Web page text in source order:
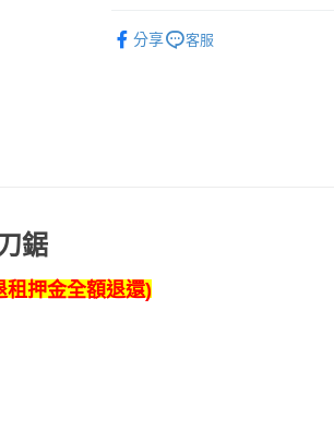
分享
客服
鋸
租押金全額退還)